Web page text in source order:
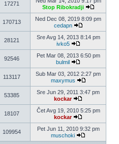
17271
Stop Ribokradji
Pogledaj
poslednji
170713
Ned Dec 08, 2019 8:09 pm
cedapn
Pogledaj
poslednji
28121
Sre Avg 14, 2013 8:14 pm
ivko5
Pogledaj
poslednji
92546
Pet Mar 08, 2013 6:50 pm
bulmil
Pogledaj
poslednji
post
113117
Sub Mar 03, 2012 2:27 pm
maxymus
Pogledaj
poslednji
53385
Sre Jun 29, 2011 3:47 pm
kockar
Pogledaj
poslednji
18107
Čet Avg 19, 2010 5:25 pm
kockar
Pogledaj
poslednji
post
109954
Pet Jun 11, 2010 9:32 pm
muschoki
Pogledaj